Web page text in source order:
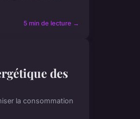
5 min de lecture →
des
la consommation